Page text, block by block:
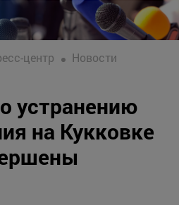
центр Новости
устранению
на Кукковке